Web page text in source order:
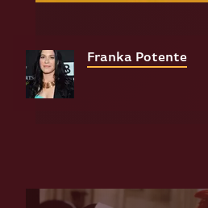
Franka Potente